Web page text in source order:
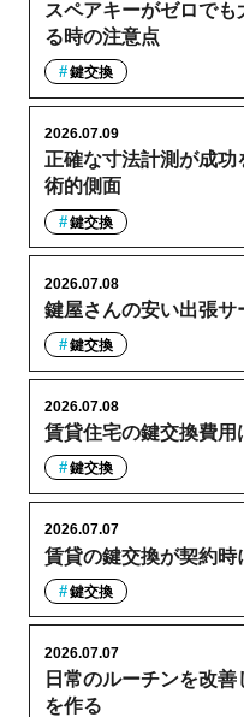
スペアキーがゼロで
る時の注意点
鍵交換
正確な寸法計測が成
術的側面
2026.07.09
鍵交換
鍵屋さんの安い出張サ
2026.07.08
鍵交換
賃貸住宅の鍵交換費
2026.07.08
鍵交換
賃貸の鍵交換が契約時
2026.07.07
鍵交換
日常のルーチンを改
を作る
2026.07.07